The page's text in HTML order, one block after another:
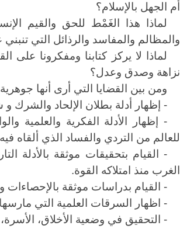
أم الجهل بالإسلام؟
لماذا هذا الغَمْط للحق والقيم
والمظالم والمفاسد والرذائل التي
لماذا لا يركز كتابنا ومفكرونا
نزاهة وصدق وعدل؟
ومن بين القضايا التي أرى أنها
- إظهار أدلة بطلان الإلحاد والشرك
- إظهار الأدلة الفكرية والعلمية
للعالم من التردي والفساد الذي ألقاه
- القيام بتحقيقات موثقة بالأدلة
الغرب منذ امتلاكه القوة.
- القيام بدراسات موثقة
- اظهار السرقات العلمية التي مارسها
- التحقيق في وضعية الأخلاق، الأسرة،